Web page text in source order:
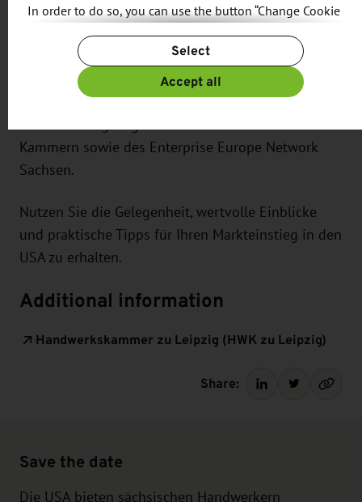
Trade and Invest GmbH sowie der AHK, wie Sie
konkrete Geschäftsmöglichkeiten mit Blick auf die
rechtlichen Besonderheiten optimal nutzen
können. Informieren Sie sich zudem zu den
aktuellen USA-spezifischen
Kammern sowie des Enterprise Europe Network
Sachsen.
Nutzen Sie die Gelegenheit, wertvolle Einblicke
und praktische Tipps für Ihren Markteinstieg in den
USA zu erhalten.
Additional information
Handwerkskammer zu Leipzig (HWK zu Leipzig)
Share:
Save the date
Die USA bieten sächsischen Handwerkern
In order to do so, you can use the button “Change Cookie
For more information, please see our
Privacy Policy.
Additional information can be found in our
Imprint
Select
Accept all